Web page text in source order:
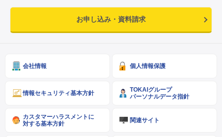
お申し込み・資料請求
会社情報 個人情報保護
情報セキュリティ基本方針
TOKAIグループ
パーソナルデータ指針
カスタマーハラスメントに
対する基本方針
関連サイト